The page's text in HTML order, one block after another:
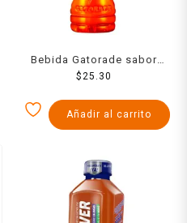
Bebida Gatorade sabor
naranja 600 ml
$25.30
Añadir al carrito